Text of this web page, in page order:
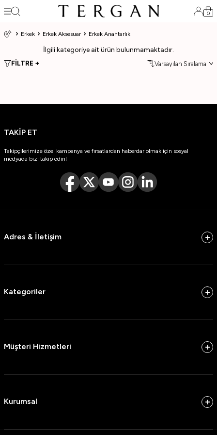
0
Erkek Erkek Aksesuar Erkek Anahtarlık
İlgili kategoriye ait ürün bulunmamaktadır.
FİLTRE +
TAKİP ET
Takipçilerimize özel kampanya ve fırsatlardan haberdar olmak için sosyal
medyada bizi takip edin!
Adres & İletişim
Kategoriler
Müşteri Hizmetleri
Kurumsal